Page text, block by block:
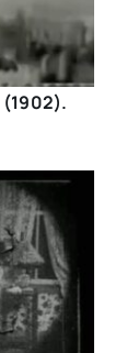
(1902).